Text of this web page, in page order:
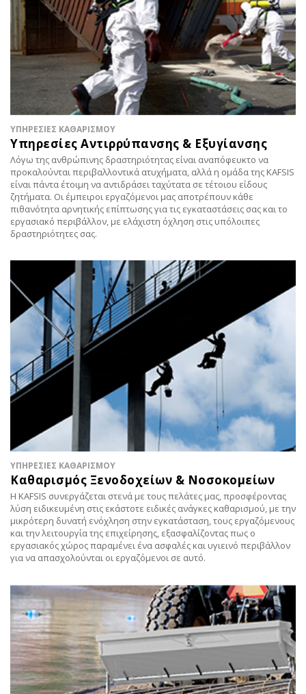
ΥΠΗΡΕΣΙΕΣ ΚΑΘΑΡΙΣΜΟΥ
Υπηρεσίες Αντιρρύπανσης & Εξυγίανσης
Λόγω της ανθρώπινης δραστηριότητας είναι αναπόφευκτο να
προκαλούνται περιβαλλοντικά ατυχήματα, αλλά η ομάδα της KAFSIS
είναι πάντα έτοιμη να αντιδράσει ταχύτατα σε τέτοιου είδους
ζητήματα. Οι έμπειροι εργαζόμενοι μας αποτρέπουν κάθε
πιθανότητα αρνητικής επίπτωσης για τις εγκαταστάσεις σας και το
εργασιακό περιβάλλον, με ελάχιστη όχληση στις υπόλοιπες
δραστηριότητες σας.
ΥΠΗΡΕΣΙΕΣ ΚΑΘΑΡΙΣΜΟΥ
Καθαρισμός Ξενοδοχείων & Νοσοκομείων
Η KAFSIS συνεργάζεται στενά με τους πελάτες μας, προσφέροντας
λύση ειδικευμένη στις εκάστοτε ειδικές ανάγκες καθαρισμού, με την
μικρότερη δυνατή ενόχληση στην εγκατάσταση, τους εργαζόμενους
και την λειτουργία της επιχείρησης, εξασφαλίζοντας πως ο
εργασιακός χώρος παραμένει ένα ασφαλές και υγιεινό περιβάλλον
για να απασχολούνται οι εργαζόμενοι σε αυτό.